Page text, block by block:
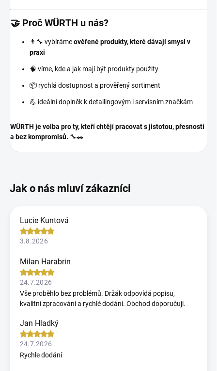
🤝 Proč WÜRTH u nás?
👨‍🔧 vybírámeověřené produkty, které dávají smysl v
praxi
🧠 víme, kde a jak mají být produkty použity
📦 rychlá dostupnost a prověřený sortiment
💪 ideální doplněk k detailingovým i servisním značkám
WÜRTH je volba pro ty, kteří chtějí pracovat s jistotou, přesností
a bez kompromisů. 🔧🚗
Lucie Kuntová
3.8.2026
Milan Harabrin
24.7.2026
Vše proběhlo bez problémů. Držák odpovídá popisu,
kvalitní zpracování a rychlé dodání. Obchod doporučuji.
Jan Hladký
24.7.2026
Rychle dodání